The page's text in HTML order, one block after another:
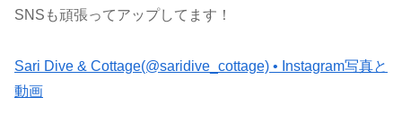
SNSも頑張ってアップしてます！
Sari Dive & Cottage(@saridive_cottage) • Instagram写真と
動画